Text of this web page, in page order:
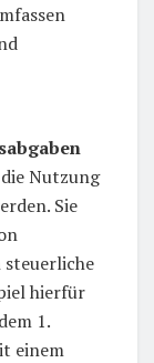
Nutzung
Sie
steuerliche
hierfür
1.
einem